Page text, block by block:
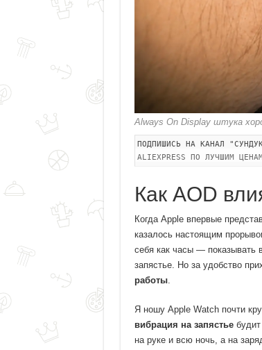
Always On Display штука
ПОДПИШИСЬ НА КАНАЛ
ALIEXPRESS ПО ЛУЧШИМ
Как AOD
Когда Apple впервые
казалось настоящим
себя как часы — показывать
запястье. Но за удобство
работы.
Я ношу Apple Watch почти
вибрация на запястьебудит
на руке и всю ночь, а на